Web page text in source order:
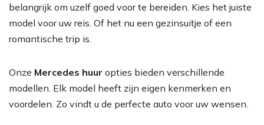
belangrijk om uzelf goed voor te bereiden. Kies het juiste
model voor uw reis. Of het nu een gezinsuitje of een
romantische trip is.
Onze Mercedes huur opties bieden verschillende
modellen. Elk model heeft zijn eigen kenmerken en
voordelen. Zo vindt u de perfecte auto voor uw wensen.